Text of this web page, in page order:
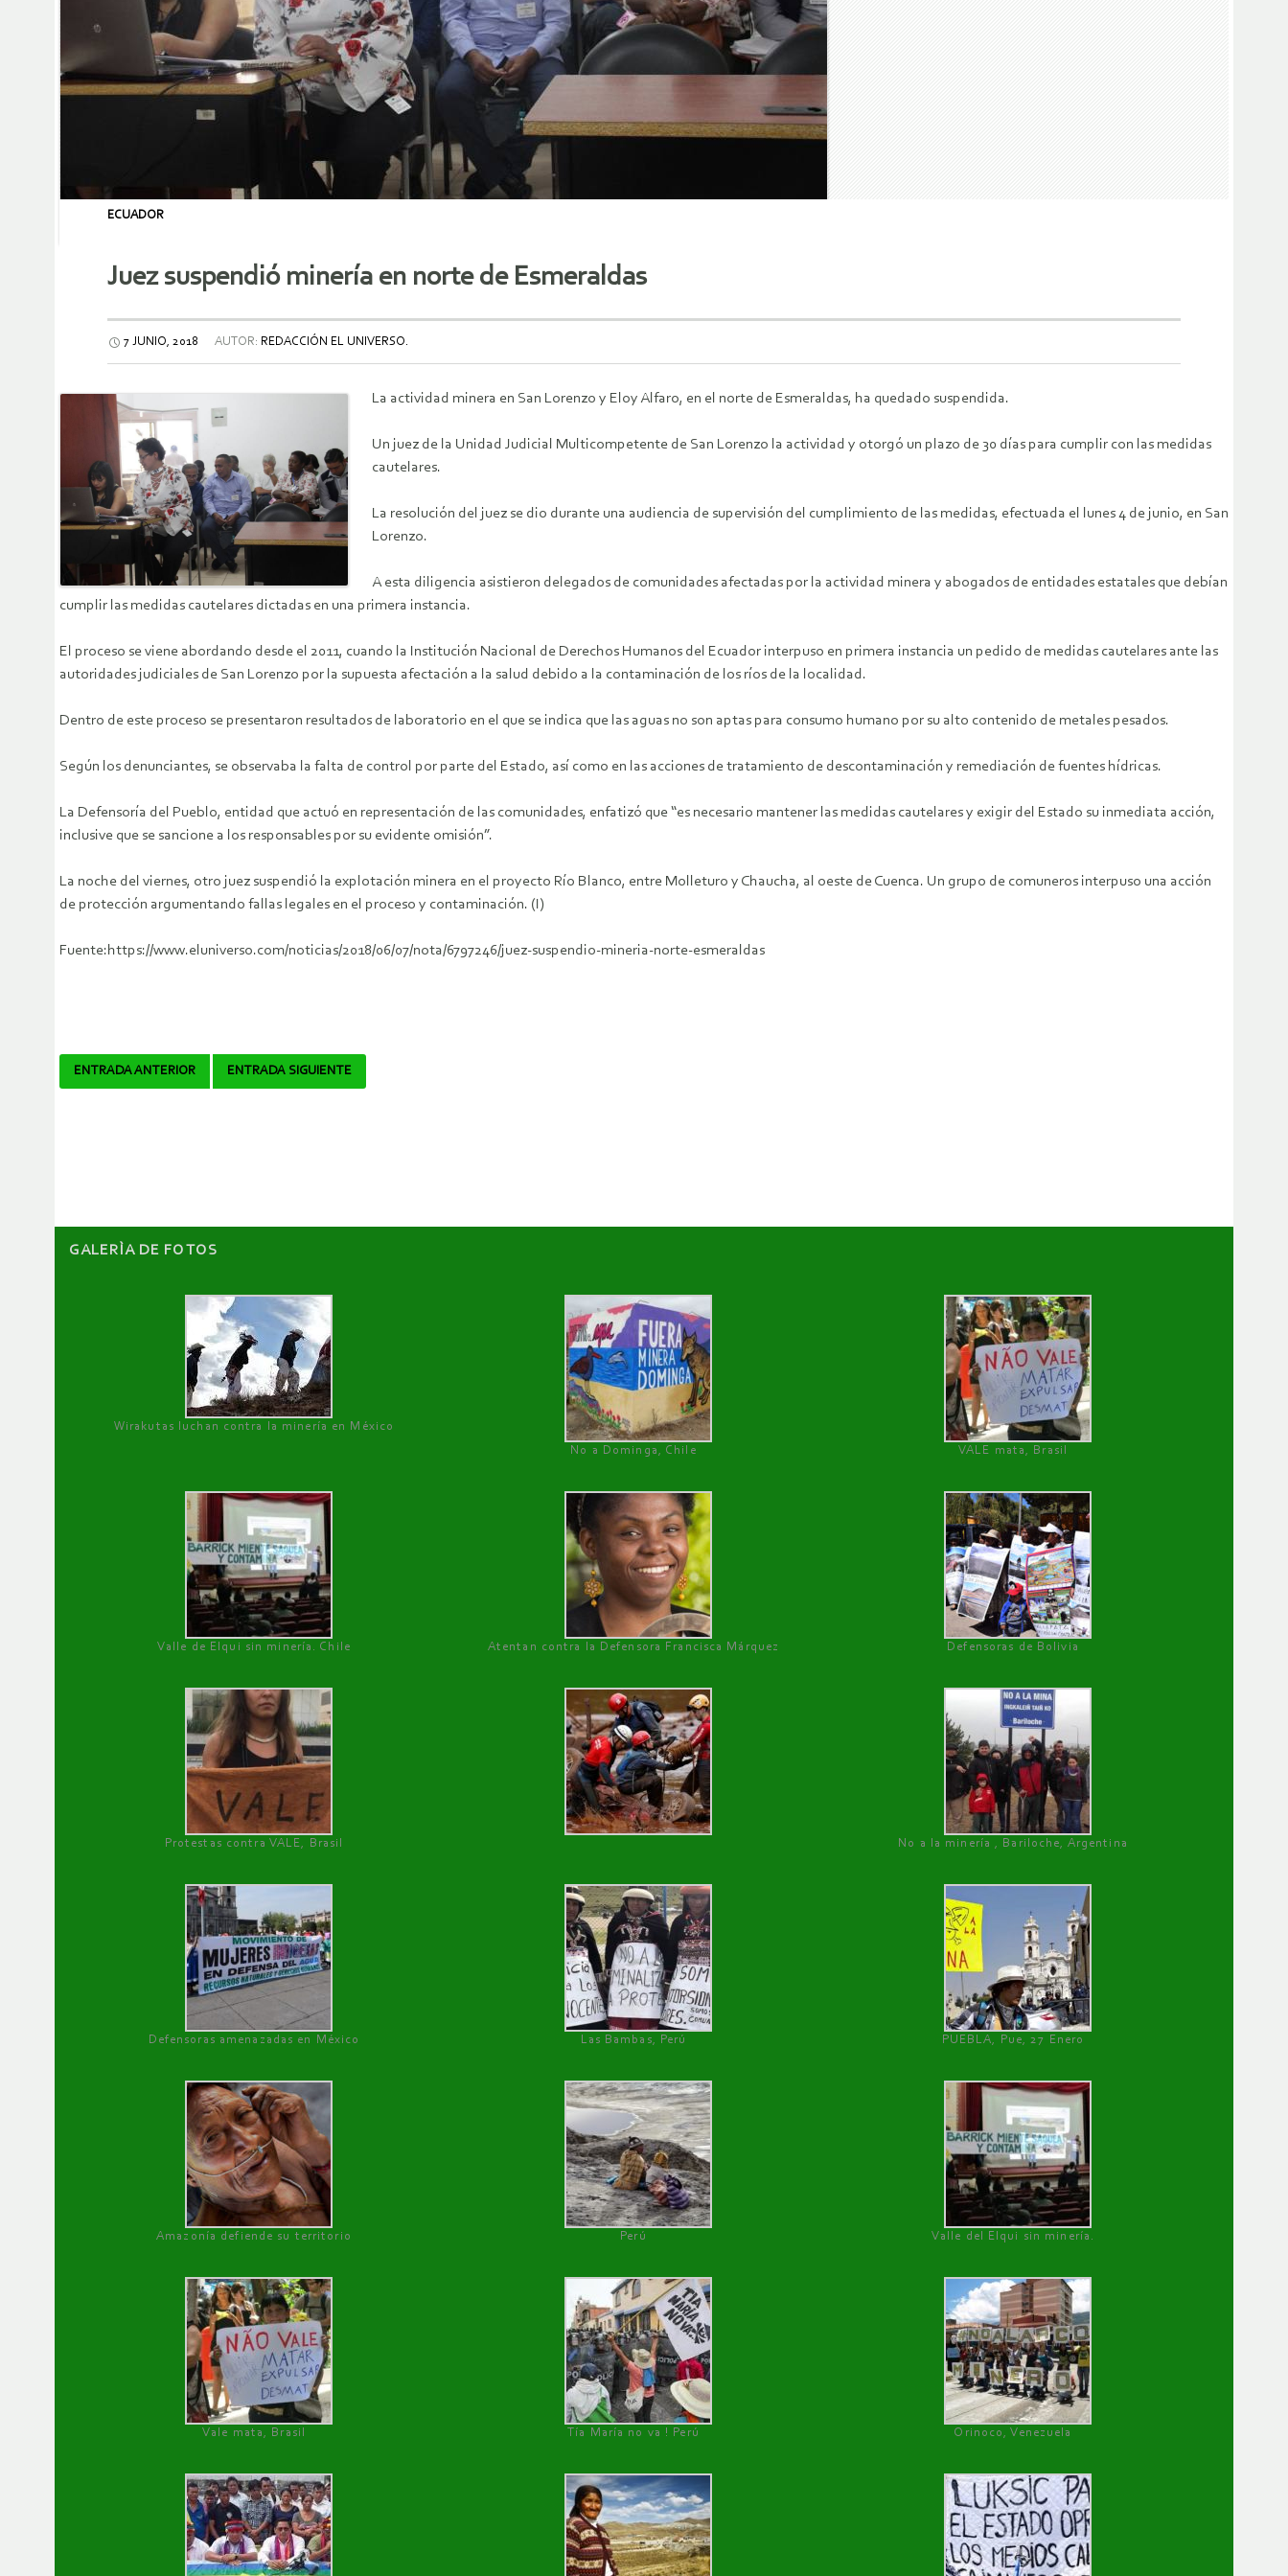
ECUADOR
Juez suspendió minería en norte de Esmeraldas
7 JUNIO, 2018 AUTOR: REDACCIÓN EL UNIVERSO.
La actividad minera en San Lorenzo y Eloy Alfaro, en el norte de Esmeraldas, ha quedado suspendida.
Un juez de la Unidad Judicial Multicompetente de San Lorenzo la actividad y otorgó un plazo de 30 días para cumplir con las medidas
cautelares.
La resolución del juez se dio durante una audiencia de supervisión del cumplimiento de las medidas, efectuada el lunes 4 de junio, en San
Lorenzo.
A esta diligencia asistieron delegados de comunidades afectadas por la actividad minera y abogados de entidades estatales que debían
cumplir las medidas cautelares dictadas en una primera instancia.
El proceso se viene abordando desde el 2011, cuando la Institución Nacional de Derechos Humanos del Ecuador interpuso en primera instancia un pedido de medidas cautelares ante las
autoridades judiciales de San Lorenzo por la supuesta afectación a la salud debido a la contaminación de los ríos de la localidad.
Dentro de este proceso se presentaron resultados de laboratorio en el que se indica que las aguas no son aptas para consumo humano por su alto contenido de metales pesados.
Según los denunciantes, se observaba la falta de control por parte del Estado, así como en las acciones de tratamiento de descontaminación y remediación de fuentes hídricas.
La Defensoría del Pueblo, entidad que actuó en representación de las comunidades, enfatizó que “es necesario mantener las medidas cautelares y exigir del Estado su inmediata acción,
inclusive que se sancione a los responsables por su evidente omisión”.
La noche del viernes, otro juez suspendió la explotación minera en el proyecto Río Blanco, entre Molleturo y Chaucha, al oeste de Cuenca. Un grupo de comuneros interpuso una acción
de protección argumentando fallas legales en el proceso y contaminación. (I)
Fuente:https://www.eluniverso.com/noticias/2018/06/07/nota/6797246/juez-suspendio-mineria-norte-esmeraldas
Navegador
ENTRADA ANTERIOR ENTRADA SIGUIENTE
GALERÌA DE FOTOS
Wirakutas luchan contra la minería en México
No a Dominga, Chile
VALE mata, Brasil
Valle de Elqui sin minería. Chile Atentan contra la Defensora Francisca Márquez Defensoras de Bolivia
Protestas contra VALE, Brasil No a la minería , Bariloche, Argentina
Defensoras amenazadas en México Las Bambas, Perú PUEBLA, Pue, 27 Enero
Amazonía defiende su territorio Perú Valle del Elqui sin minería.
Vale mata, Brasil Tía María no va ! Perú Orinoco, Venezuela